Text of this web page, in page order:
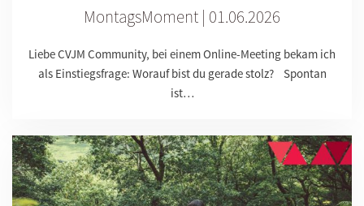
MontagsMoment | 01.06.2026
Liebe CVJM Community, bei einem Online-Meeting bekam ich
als Einstiegsfrage: Worauf bist du gerade stolz? Spontan
ist…